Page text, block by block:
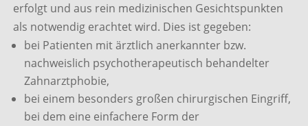
erfolgt und aus rein medizinischen Gesichtspunkten
als notwendig erachtet wird. Dies ist gegeben:
bei Patienten mit ärztlich anerkannter bzw.
nachweislich psychotherapeutisch behandelter
Zahnarztphobie,
bei einem besonders großen chirurgischen Eingriff,
bei dem eine einfachere Form der